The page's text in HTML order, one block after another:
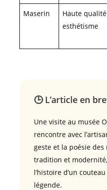
Maserin
Haute
esthétisme
🕒 L’article en
Une visite au musée
rencontre avec
geste et la poésie
tradition et
l’histoire d’un
légende.